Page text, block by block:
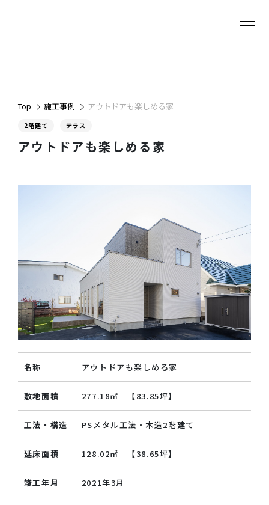
Top 施工事例 アウトドアも楽しめる家
2階建て テラス
アウトドアも楽しめる家
名称 アウトドアも楽しめる家
敷地面積 277.18㎡ 【83.85坪】
工法・構造 PSメタル工法・木造2階建て
延床面積 128.02㎡ 【38.65坪】
竣工年月 2021年3月